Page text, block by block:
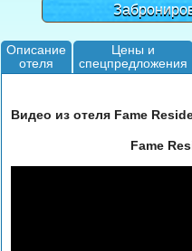
Описание
отеля
Цены и
спецпредложения
Видео из отеля Fame
Fame